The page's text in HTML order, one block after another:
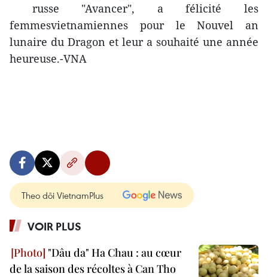
russe "Avancer", a félicité les
femmesvietnamiennes pour le Nouvel an
lunaire du Dragon et leur a souhaité une année
heureuse.-VNA
Theo dõi VietnamPlus
VOIR PLUS
"Dâu da" Ha Chau : au cœur
de la saison des récoltes à Can Tho